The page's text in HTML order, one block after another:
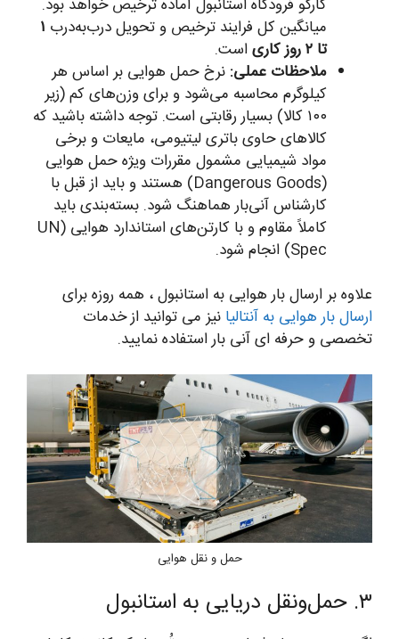
کارگو فرودگاه استانبول آماده ترخیص خواهد بود.
میانگین کل فرایند ترخیص و تحویل درب‌به‌درب ۱
تا ۲ روز کاری
است.
ملاحظات عملی: نرخ حمل هوایی بر اساس هر
کیلوگرم محاسبه می‌شود و برای وزن‌های کم (زیر
۱۰۰ کالا) بسیار رقابتی است. توجه داشته باشید که
کالاهای حاوی باتری لیتیومی، مایعات و برخی
مواد شیمیایی مشمول مقررات ویژه حمل هوایی
(Dangerous Goods) هستند و باید از قبل با
کارشناس آنی‌بار هماهنگ شود. بسته‌بندی باید
کاملاً مقاوم و با کارتن‌های استاندارد هوایی (UN
Spec) انجام شود.
علاوه بر ارسال بار هوایی به استانبول ، همه روزه برای
ارسال بار هوایی به آنتالیا نیز می توانید از خدمات
تخصصی و حرفه ای آنی بار استفاده نمایید.
حمل و نقل هوایی
۳. حمل‌ونقل دریایی به استانبول